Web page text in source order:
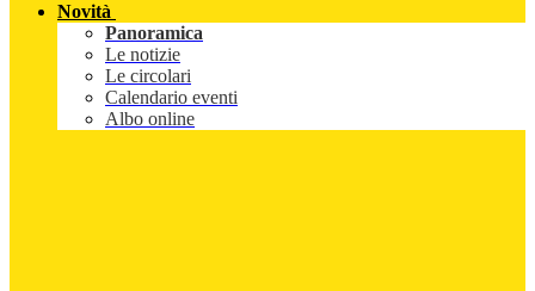
Novità
Panoramica
Le notizie
Le circolari
Calendario eventi
Albo online